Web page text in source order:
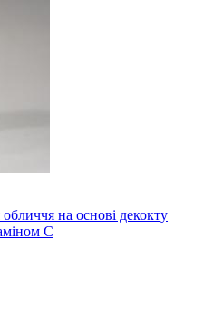
на основі декокту
С